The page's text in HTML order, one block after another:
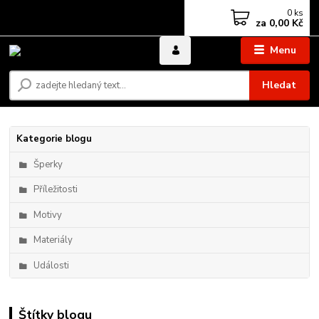
Menu
Hledat
0 ks
za 0,00 Kč
Kategorie blogu
Šperky
Příležitosti
Motivy
Materiály
Události
Štítky blogu